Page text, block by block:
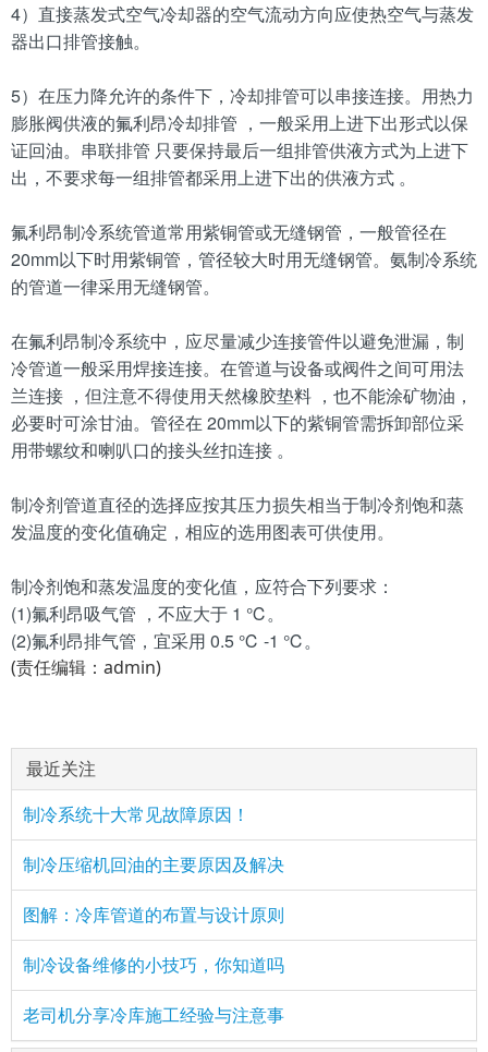
4）直接蒸发式空气冷却器的空气流动方向应使热空气与蒸发
器出口排管接触。
5）在压力降允许的条件下，冷却排管可以串接连接。用热力
膨胀阀供液的氟利昂冷却排管 ，一般采用上进下出形式以保
证回油。串联排管 只要保持最后一组排管供液方式为上进下
出，不要求每一组排管都采用上进下出的供液方式 。
氟利昂制冷系统管道常用紫铜管或无缝钢管，一般管径在
20mm以下时用紫铜管，管径较大时用无缝钢管。氨制冷系统
的管道一律采用无缝钢管。
在氟利昂制冷系统中，应尽量减少连接管件以避免泄漏，制
冷管道一般采用焊接连接。在管道与设备或阀件之间可用法
兰连接 ，但注意不得使用天然橡胶垫料 ，也不能涂矿物油，
必要时可涂甘油。管径在 20mm以下的紫铜管需拆卸部位采
用带螺纹和喇叭口的接头丝扣连接 。
制冷剂管道直径的选择应按其压力损失相当于制冷剂饱和蒸
发温度的变化值确定，相应的选用图表可供使用。
制冷剂饱和蒸发温度的变化值，应符合下列要求：
(1)氟利昂吸气管 ，不应大于 1 ℃。
(2)氟利昂排气管，宜采用 0.5 ℃ -1 ℃。
(责任编辑：admin)
最近关注
制冷系统十大常见故障原因！
制冷压缩机回油的主要原因及解决
图解：冷库管道的布置与设计原则
制冷设备维修的小技巧，你知道吗
老司机分享冷库施工经验与注意事